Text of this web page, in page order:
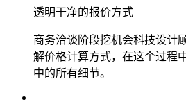
透明干净的报价方式
商务洽谈阶段挖机会科技设计
解价格计算方式，在这个过程
中的所有细节。